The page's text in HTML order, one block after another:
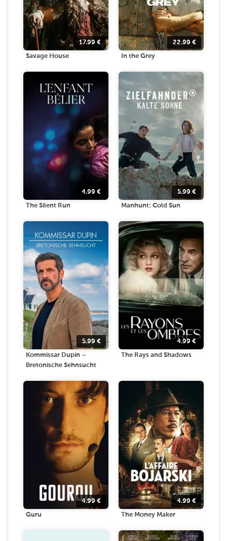
17.99 €
Savage House
22.99 €
In the Grey
4.99 €
The Silent Run
5.99 €
Manhunt: Cold Sun
5.99 €
Kommissar Dupin –
Bretonische Sehnsucht
4.99€
The Rays and Shadows
4.99 €
Guru
4.99 €
The Money Maker